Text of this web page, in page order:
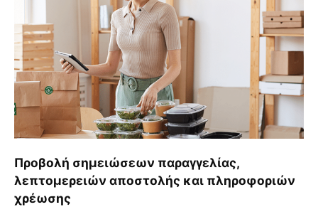
Προβολή σημειώσεων παραγγελίας,
λεπτομερειών αποστολής και πληροφοριών
χρέωσης
και
πληροφοριών
χρέωσης